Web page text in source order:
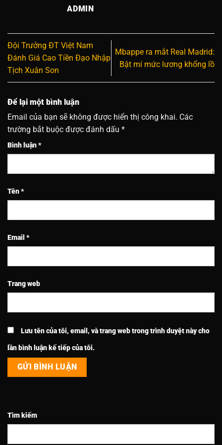
ADMIN
Đội Trưởng ĐT Việt Nam
Đánh Giá Cao Tiền Đạo Nhập
Tịch Xuân Son
Mbappe ra mắt Real Madrid:
Bật mí mức lương khổng lồ
Để lại một bình luận
Email của bạn sẽ không được hiển thị công khai. Các
trường bắt buộc được đánh dấu *
Bình luận*
Tên*
Email *
Trang web
Lưu tên của tôi, email, và trang web trong trình duyệt này cho
lần bình luận kế tiếp của tôi.
Tìm kiếm